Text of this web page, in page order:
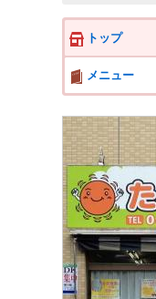
トップ
メニュー